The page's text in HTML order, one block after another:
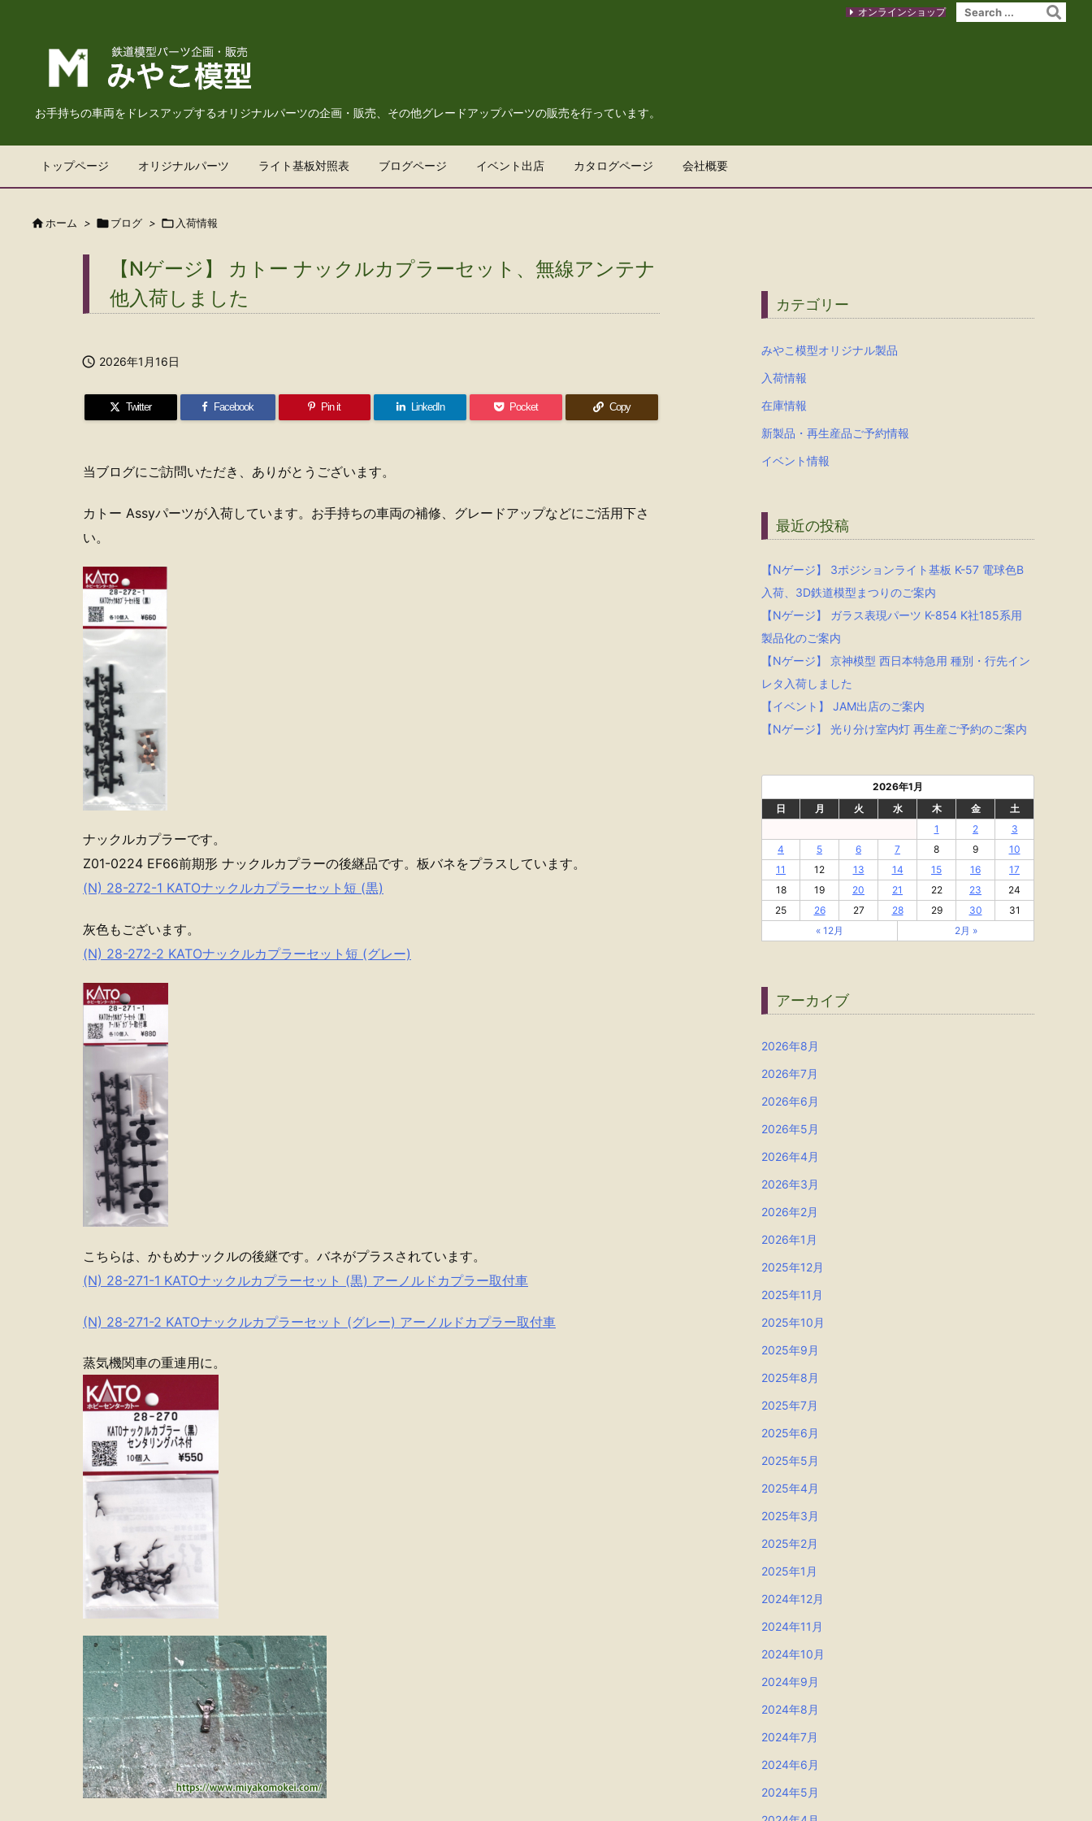
お手持ちの車両をドレスアップするオリジナルパーツの企画・販売、その他グレードアップパーツの販売を行っています。
トップページ オリジナルパーツ ライト基板対照表 ブログページ イベント出店 カタログページ 会社概要
オンラインショップ
 ホーム > ブログ >  入荷情報
【Nゲージ】 カトー ナックルカプラーセット、無線アンテナ
他入荷しました
 2026年1月16日
Twitter Facebook Pin it LinkedIn Pocket Copy
当ブログにご訪問いただき、ありがとうございます。
カトー Assyパーツが入荷しています。お手持ちの車両の補修、グレードアップなどにご活用下さ
い。
ナックルカプラーです。
Z01-0224 EF66前期形 ナックルカプラーの後継品です。板バネをプラスしています。
(N) 28-272-1 KATOナックルカプラーセット短 (黒)
灰色もございます。
(N) 28-272-2 KATOナックルカプラーセット短 (グレー)
こちらは、かもめナックルの後継です。バネがプラスされています。
(N) 28-271-1 KATOナックルカプラーセット (黒) アーノルドカプラー取付車
(N) 28-271-2 KATOナックルカプラーセット (グレー) アーノルドカプラー取付車
蒸気機関車の重連用に。
カテゴリー
みやこ模型オリジナル製品
入荷情報
在庫情報
新製品・再生産品ご予約情報
イベント情報
最近の投稿
【Nゲージ】 3ポジションライト基板 K-57 電球色B
入荷、3D鉄道模型まつりのご案内
【Nゲージ】 ガラス表現パーツ K-854 K社185系用
製品化のご案内
【Nゲージ】 京神模型 西日本特急用 種別・行先イン
レタ入荷しました
【イベント】 JAM出店のご案内
【Nゲージ】 光り分け室内灯 再生産ご予約のご案内
2026年1月
日
月 火 水 木 金
土
1
2
3
4
5 6 7 8 9
10
11
12 13 14 15 16
17
18
19 20 21 22 23
24
25
26 27 28 29 30
31
« 12月
2月 »
アーカイブ
2026年8月
2026年7月
2026年6月
2026年5月
2026年4月
2026年3月
2026年2月
2026年1月
2025年12月
2025年11月
2025年10月
2025年9月
2025年8月
2025年7月
2025年6月
2025年5月
2025年4月
2025年3月
2025年2月
2025年1月
2024年12月
2024年11月
2024年10月
2024年9月
2024年8月
2024年7月
2024年6月
2024年5月